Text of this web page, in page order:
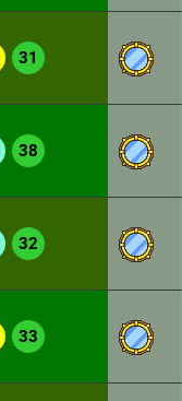
31
38
32
33